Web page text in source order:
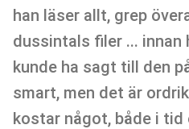
han läser allt, grep
dussintals filer ... innan
kunde ha sagt till den
smart, men det är
kostar något, både i